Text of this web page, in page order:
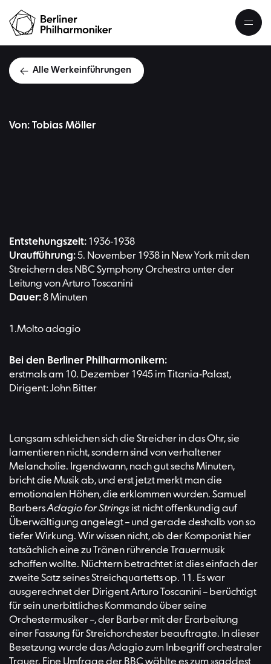
Alle Werkeinführungen
Von: Tobias Möller
Entstehungszeit: 1936-1938
Uraufführung:5. November 1938 in New York mit den
Streichern des NBC Symphony Orchestra unter der
Leitung von Arturo Toscanini
Dauer:8 Minuten
Molto adagio
Bei den Berliner Philharmonikern:
erstmals am 10. Dezember 1945 im Titania-Palast,
Dirigent: John Bitter
Langsam schleichen sich die Streicher in das Ohr, sie
lamentieren nicht, sondern sind von verhaltener
Melancholie. Irgendwann, nach gut sechs Minuten,
bricht die Musik ab, und erst jetzt merkt man die
emotionalen Höhen, die erklommen wurden. Samuel
BarbersAdagio for Strings ist nicht offenkundig auf
Überwältigung angelegt – und gerade deshalb von so
tiefer Wirkung. Wir wissen nicht, ob der Komponist hier
tatsächlich eine zu Tränen rührende Trauermusik
schaffen wollte. Nüchtern betrachtet ist dies einfach der
zweite Satz seines Streichquartetts op. 11. Es war
ausgerechnet der Dirigent Arturo Toscanini – berüchtigt
für sein unerbittliches Kommando über seine
Orchestermusiker –, der Barber mit der Erarbeitung
einer Fassung für Streichorchester beauftragte. In dieser
Besetzung wurde das Adagio zum Inbegriff orchestraler
Trauer. Eine Umfrage der BBC wählte es zum »saddest